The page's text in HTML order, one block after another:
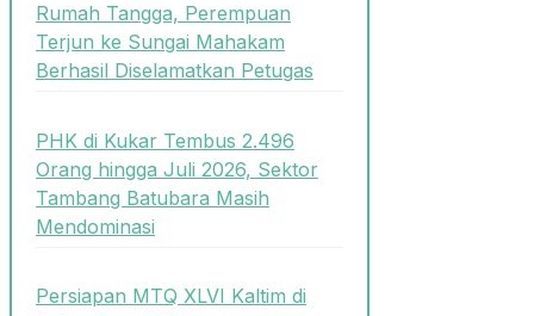
Rumah Tangga, Perempuan
Terjun ke Sungai Mahakam
Berhasil Diselamatkan Petugas
PHK di Kukar Tembus 2.496
Orang hingga Juli 2026, Sektor
Tambang Batubara Masih
Mendominasi
Persiapan MTQ XLVI Kaltim di